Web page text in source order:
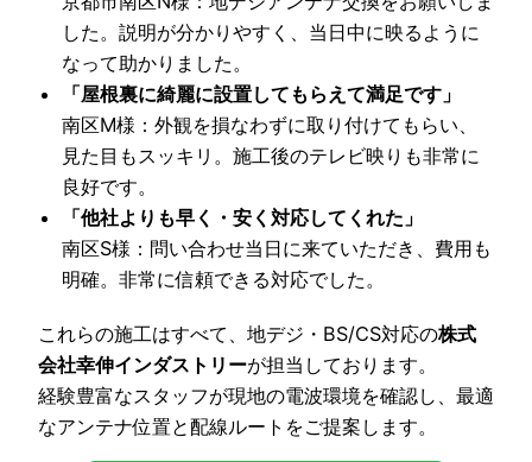
した。説明が分かりやすく、当日中に映るように
なって助かりました。
「屋根裏に綺麗に設置してもらえて満足です」
南区M様：外観を損なわずに取り付けてもらい、
見た目もスッキリ。施工後のテレビ映りも非常に
良好です。
「他社よりも早く・安く対応してくれた」
南区S様：問い合わせ当日に来ていただき、費用も
明確。非常に信頼できる対応でした。
これらの施工はすべて、地デジ・BS/CS対応の株式
会社幸伸インダストリーが担当しております。
経験豊富なスタッフが現地の電波環境を確認し、最適
なアンテナ位置と配線ルートをご提案します。